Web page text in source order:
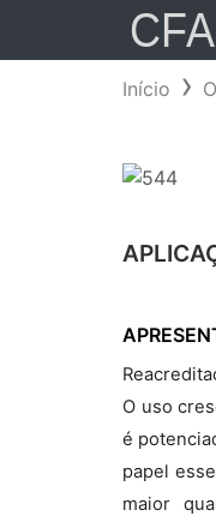
Início
O uso
é
papel
maior